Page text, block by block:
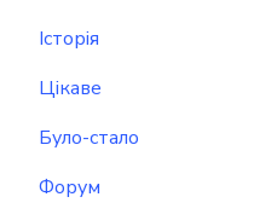
Історія
Цікаве
Було-стало
Форум